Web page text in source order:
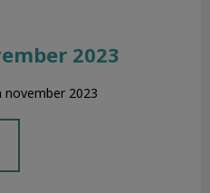
2023
november 2023